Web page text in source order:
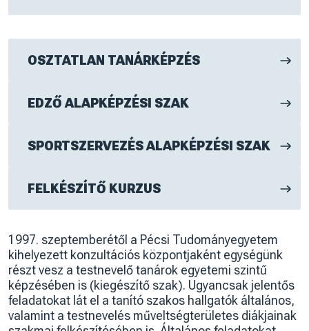
OSZTATLAN TANÁRKÉPZÉS
EDZŐ ALAPKÉPZÉSI SZAK
SPORTSZERVEZÉS ALAPKÉPZÉSI SZAK
FELKÉSZÍTŐ KURZUS
1997. szeptemberétől a Pécsi Tudományegyetem
kihelyezett konzultációs központjaként egységünk
részt vesz a testnevelő tanárok egyetemi szintű
képzésében is (kiegészítő szak). Ugyancsak jelentős
feladatokat lát el a tanító szakos hallgatók általános,
valamint a testnevelés műveltségterületes diákjainak